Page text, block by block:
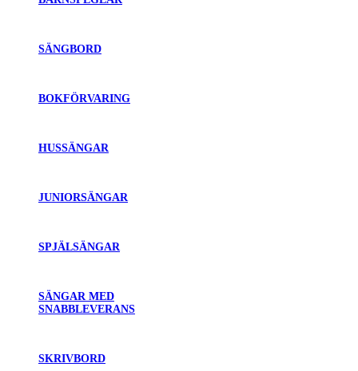
SÄNGBORD
BOKFÖRVARING
HUSSÄNGAR
JUNIORSÄNGAR
SPJÄLSÄNGAR
SÄNGAR MED
SNABBLEVERANS
SKRIVBORD